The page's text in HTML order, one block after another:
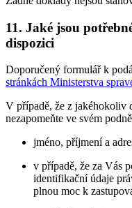
11. Jaké jsou
dispozici
Doporučený formulář k
stránkách Ministerstva
V případě, že z jakéhokoliv
nezapomeňte ve svém
jméno, příjmení a
v případě, že za Vás
identifikační údaje
plnou moc k